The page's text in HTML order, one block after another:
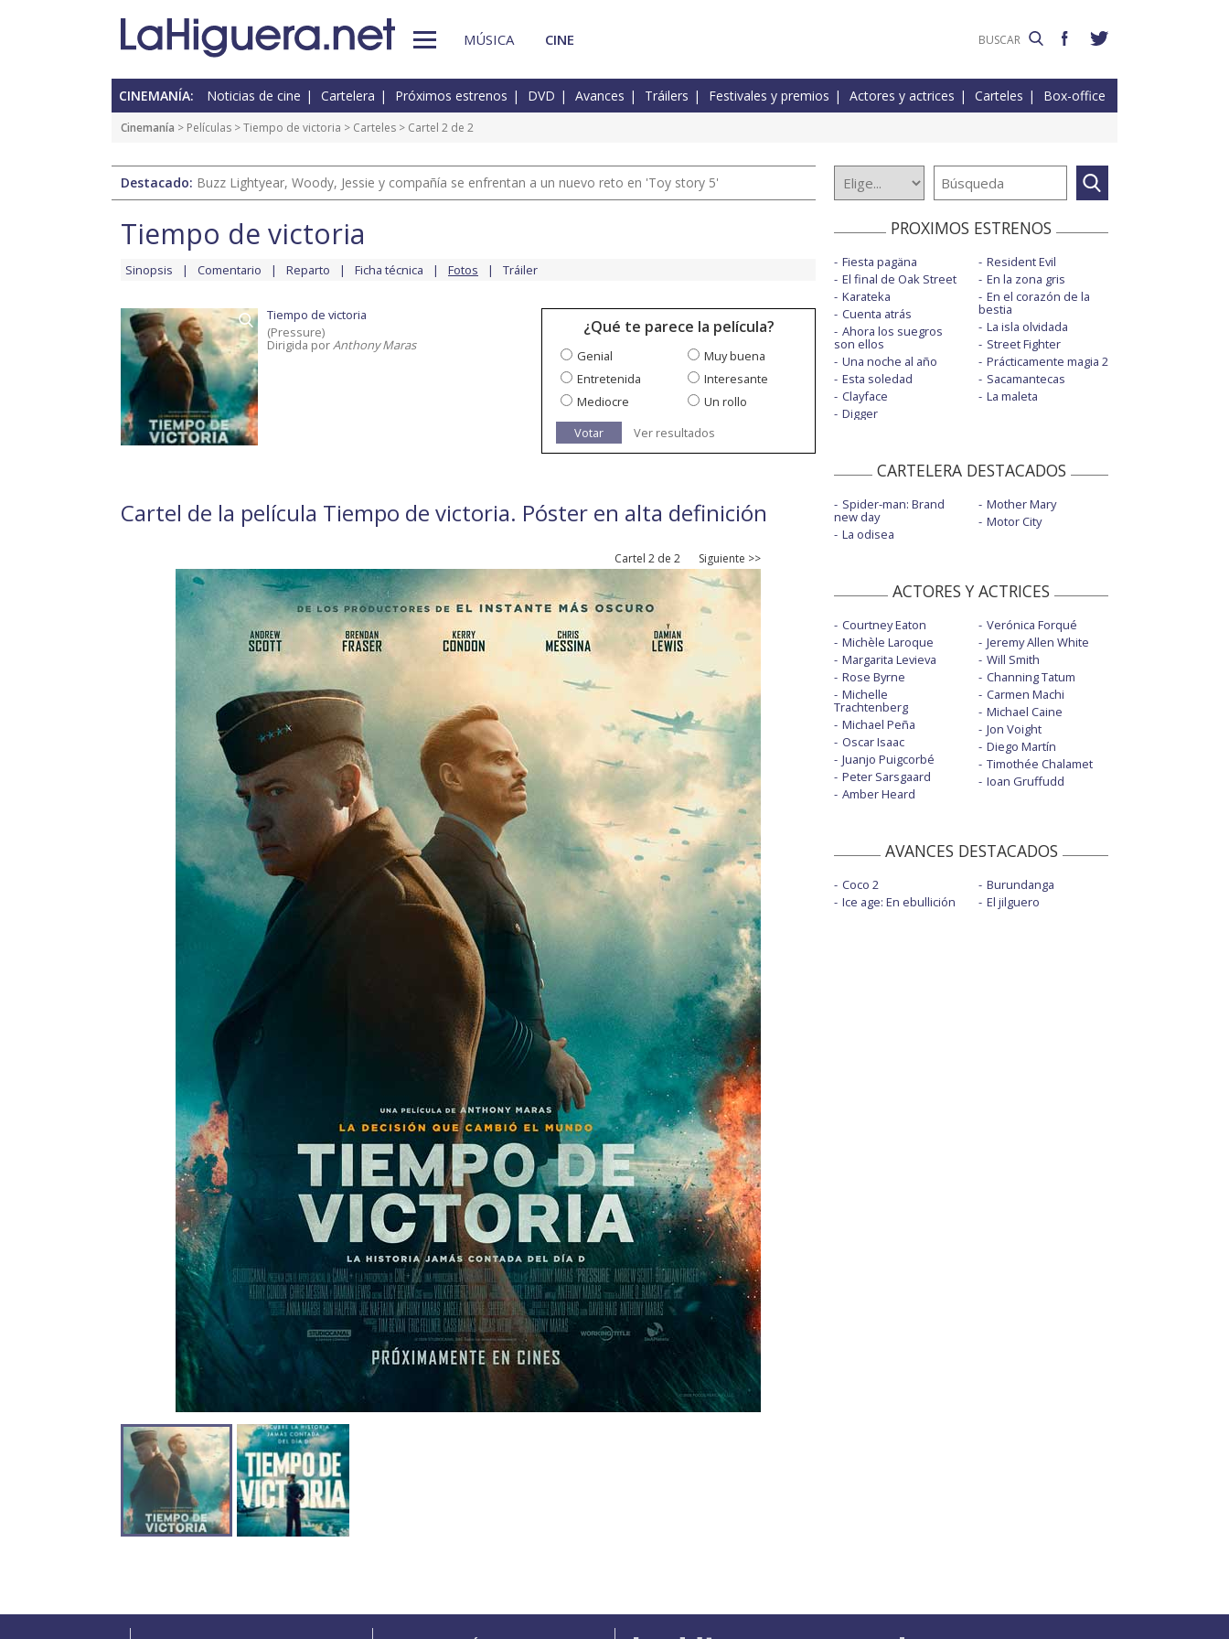
MÚSICA CINE
CINEMANÍA: Noticias de cine Cartelera Próximos estrenos DVD Avances Tráilers Festivales y premios Actores y actrices Carteles Box-office
Cinemanía > Películas >Tiempo de victoria > Carteles > Cartel 2 de 2
Destacado: Buzz Lightyear, Woody, Jessie y compañía se enfrentan a un nuevo reto en 'Toy story 5'
Tiempo de victoria
Sinopsis Comentario Reparto Ficha técnica Fotos Tráiler
Tiempo de victoria
(Pressure)
Dirigida porAnthony Maras
¿Qué te parece la película?
Genial
Muy buena
Entretenida
Interesante
Mediocre
Un rollo
Votar
Ver resultados
Cartel de la película Tiempo de victoria. Póster en alta definición
Cartel 2 de 2 Siguiente >>
PROXIMOS ESTRENOS
Fiesta pagäna
El final de Oak Street
Karateka
Cuenta atrás
Ahora los suegros
son ellos
Una noche al año
Esta soledad
Clayface
Digger
Resident Evil
En la zona gris
En el corazón de la
bestia
La isla olvidada
Street Fighter
Prácticamente magia 2
Sacamantecas
La maleta
CARTELERA DESTACADOS
Spider-man: Brand
new day
La odisea
Mother Mary
Motor City
ACTORES Y ACTRICES
Courtney Eaton
Michèle Laroque
Margarita Levieva
Rose Byrne
Michelle
Trachtenberg
Michael Peña
Oscar Isaac
Juanjo Puigcorbé
Peter Sarsgaard
Amber Heard
Verónica Forqué
Jeremy Allen White
Will Smith
Channing Tatum
Carmen Machi
Michael Caine
Jon Voight
Diego Martín
Timothée Chalamet
Ioan Gruffudd
AVANCES DESTACADOS
Coco 2
Ice age: En ebullición
Burundanga
El jilguero